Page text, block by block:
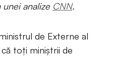
analize CNN.
de Externe al
toți miniștrii de